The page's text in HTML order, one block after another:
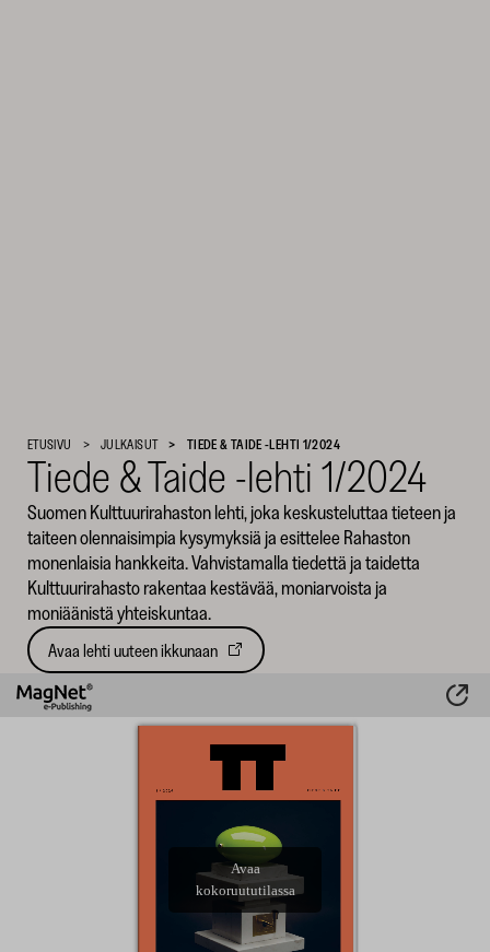
Kulttuurirahasto
SKR
ETUSIVU JULKAISUT TIEDE & TAIDE -LEHTI 1/2024
Tiede & Taide -lehti 1/2024
Suomen Kulttuurirahaston lehti, joka keskusteluttaa tieteen ja
taiteen olennaisimpia kysymyksiä ja esittelee Rahaston
monenlaisia hankkeita. Vahvistamalla tiedettä ja taidetta
Kulttuurirahasto rakentaa kestävää, moniarvoista ja
moniäänistä yhteiskuntaa.
Avaa lehti uuteen ikkunaan
Avautuu